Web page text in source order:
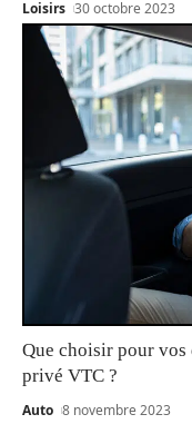
Loisirs 30 octobre 2023
Que choisir pour
privé VTC ?
Auto 8 novembre 2023